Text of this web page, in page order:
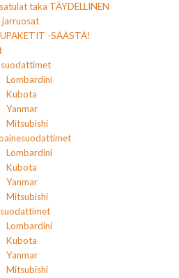
taka TÄYDELLINEN
-SÄÄSTÄ!
Lombardini
Kubota
Yanmar
Mitsubishi
Lombardini
Kubota
Yanmar
Mitsubishi
Lombardini
Kubota
Yanmar
Mitsubishi